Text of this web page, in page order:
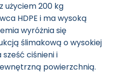
użyciem 200 kg
HDPE i ma wysoką
wyróżnia się
ślimakową o wysokiej
ciśnieni i
powierzchnią.